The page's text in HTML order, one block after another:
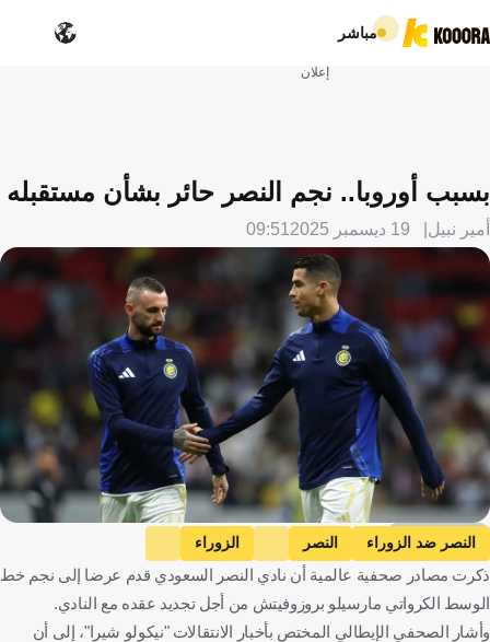
مباشر
إعلان
بسبب أوروبا.. نجم النصر حائر بشأن مستقبله
أمير نبيل 19 ديسمبر 2025 09:51
Getty Images
النصر ضد الزوراء النصر
الزوراء
دوري أبطال آسيا 2
مارسيلو بروزوفيتش
المملكة العربية السعودية
العراق
كرواتيا كرة قدم
ذكرت مصادر صحفية عالمية أن نادي النصر السعودي قدم عرضا إلى نجم خط
الوسط الكرواتي مارسيلو بروزوفيتش من أجل تجديد عقده مع النادي.
وأشار الصحفي الإيطالي المختص بأخبار الانتقالات "نيكولو شيرا"، إلى أن